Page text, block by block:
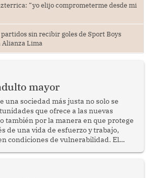
“yo elijo comprometerme desde mi
sin recibir goles de Sport Boys
Alianza Lima
mayor
una sociedad más justa no solo se
que ofrece a las nuevas
también por la manera en que protege
de una vida de esfuerzo y trabajo,
condiciones de vulnerabilidad. El
que reciben los beneficiarios del